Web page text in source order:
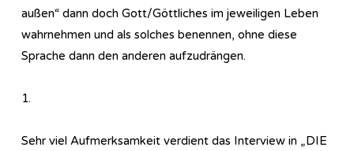
außen“ dann doch Gott/Göttliches im jeweiligen Leben
wahrnehmen und als solches benennen, ohne diese
Sprache dann den anderen aufzudrängen.
1.
Sehr viel Aufmerksamkeit verdient das Interview in „DIE